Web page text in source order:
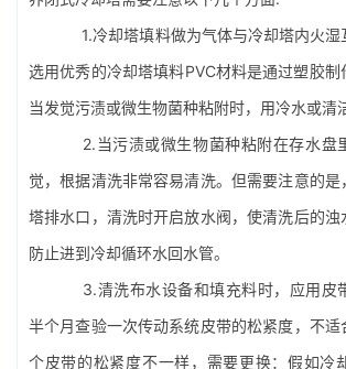
1.冷却塔填料做为气体与冷却塔内火
选用优秀的冷却塔填料PVC材料是通过塑胶制
当发觉污渍或微生物菌种粘附时，用冷水或清
2.当污渍或微生物菌种粘附在存水盘
觉，根据清洗非常容易清洗。但需要注意的是
塔排水口，清洗时开启放水阀，使清洗后的浊
防止进到冷却循环水回水管。
3.清洗布水设备和填充料时，应用皮
半个月查验一次传动系统皮带的松紧度，不
个皮带的松紧度不一样，需要更换：假如冷